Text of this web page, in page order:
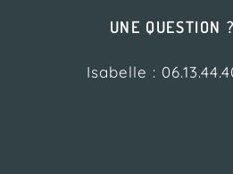
UNE QUESTION ?
Isabelle :